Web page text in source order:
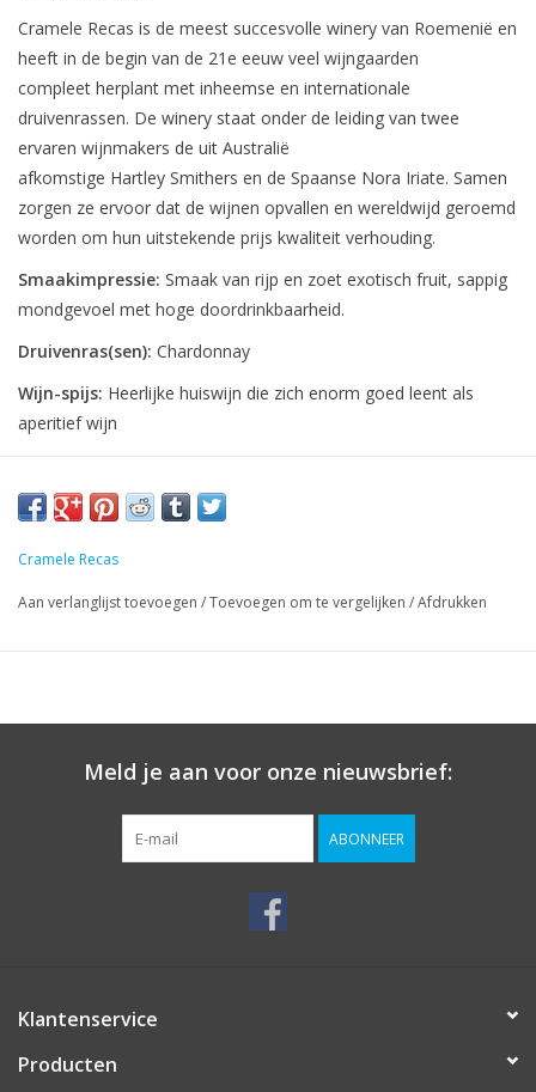
Cramele Recas is de meest succesvolle winery van Roemenië en
heeft in de begin van de 21e eeuw veel wijngaarden
compleet herplant met inheemse en internationale
druivenrassen. De winery staat onder de leiding van twee
ervaren wijnmakers de uit Australië
afkomstige Hartley Smithers en de Spaanse Nora Iriate. Samen
zorgen ze ervoor dat de wijnen opvallen en wereldwijd geroemd
worden om hun uitstekende prijs kwaliteit verhouding.
Smaakimpressie: Smaak van rijp en zoet exotisch fruit, sappig
mondgevoel met hoge doordrinkbaarheid.
Druivenras(sen): Chardonnay
Wijn-spijs: Heerlijke huiswijn die zich enorm goed leent als
aperitief wijn
Cramele Recas
Aan verlanglijst toevoegen /Toevoegen om te vergelijken /Afdrukken
Meld je aan voor onze nieuwsbrief:
ABONNEER
Klantenservice
Producten